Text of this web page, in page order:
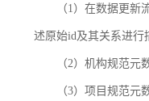
（1）在数据更
述原始id及其关系进行
（2）机构规范元
（3）项目规范